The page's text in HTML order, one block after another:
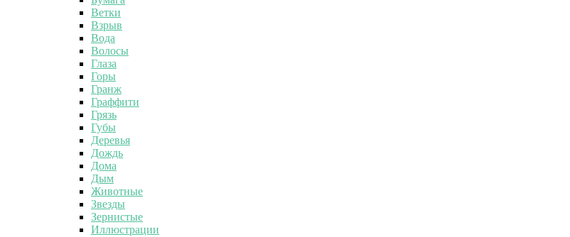
Ветки
Взрыв
Вода
Волосы
Глаза
Горы
Гранж
Граффити
Грязь
Губы
Деревья
Дождь
Дома
Дым
Животные
Звезды
Зернистые
Иллюстрации